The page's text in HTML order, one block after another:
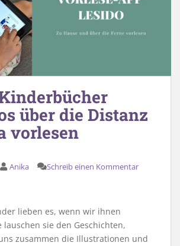
über die Distanz
vorlesen
Anika Schreib einen Kommentar
lieben es, wenn wir ihnen
lauschen sie den Geschichten,
zusammen die Illustrationen und